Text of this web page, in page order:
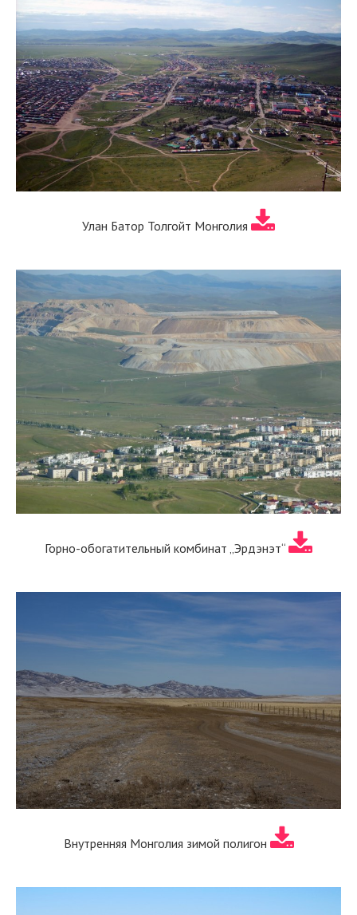
Улан Батор Толгойт Монголия
Горно-обогатительный комбинат „Эрдэнэт“
Внутренняя Монголия зимой полигон